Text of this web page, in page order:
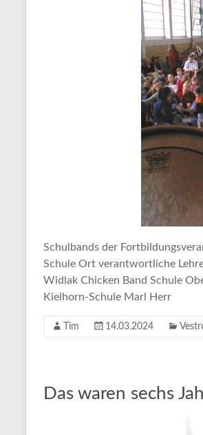
Schulbands der
Schule Ort verantwortliche
Widlak Chicken Band Schule
Kielhorn-Schule Marl Herr
Tim 14.03.2024
Das waren sechs